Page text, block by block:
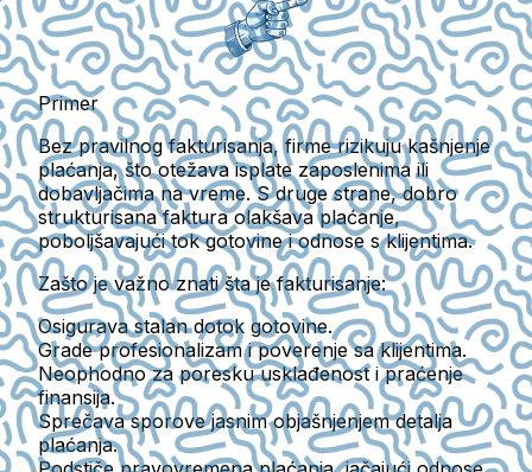
Primer
Bez pravilnog fakturisanja, firme rizikuju kašnjenje
plaćanja, što otežava isplate zaposlenima ili
dobavljačima na vreme. S druge strane, dobro
strukturisana faktura olakšava plaćanje,
poboljšavajući tok gotovine i odnose s klijentima.
Zašto je važno znati šta je fakturisanje:
Osigurava stalan dotok gotovine.
Grade profesionalizam i poverenje sa klijentima.
Neophodno za poresku usklađenost i praćenje
finansija.
Sprečava sporove jasnim objašnjenjem detalja
plaćanja.